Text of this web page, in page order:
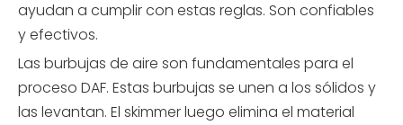
ayudan a cumplir con estas reglas. Son confiables
y efectivos.
Las burbujas de aire son fundamentales para el
proceso DAF. Estas burbujas se unen a los sólidos y
las levantan. El skimmer luego elimina el material